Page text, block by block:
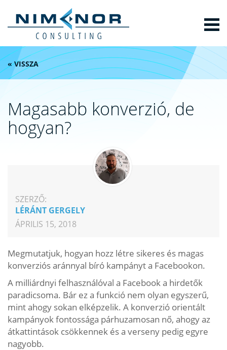
« VISSZA
Magasabb konverzió, de
hogyan?
SZERZŐ:
LÉRÁNT GERGELY
ÁPRILIS 15, 2018
Megmutatjuk, hogyan hozz létre sikeres és magas
konverziós aránnyal bíró kampányt a Facebookon.
A milliárdnyi felhasználóval a Facebook a hirdetők
paradicsoma. Bár ez a funkció nem olyan egyszerű,
mint ahogy sokan elképzelik. A konverzió orientált
kampányok fontossága párhuzamosan nő, ahogy az
átkattintások csökkennek és a verseny pedig egyre
nagyobb.